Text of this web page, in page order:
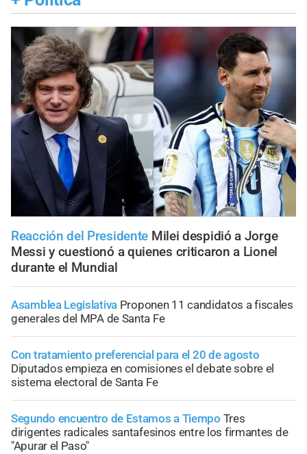
Reacción del Presidente Milei despidió a Jorge
Messi y cuestionó a quienes criticaron a Lionel
durante el Mundial
Asamblea Legislativa Proponen 11 candidatos a fiscales
generales del MPA de Santa Fe
Con tratamiento preferencial para el 20 de agosto
Diputados empieza en comisiones el debate sobre el
sistema electoral de Santa Fe
Segundo encuentro de Estamos a Tiempo Tres
dirigentes radicales santafesinos entre los firmantes de
"Apurar el Paso"